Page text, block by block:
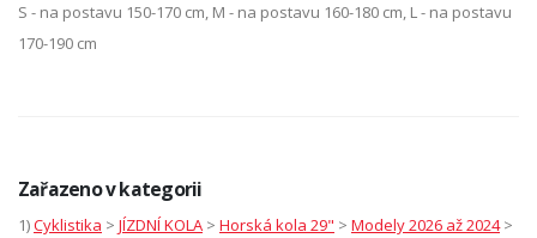
S - na postavu 150-170 cm, M - na postavu 160-180 cm, L - na postavu
170-190 cm
Zařazeno v kategorii
1)Cyklistika > JÍZDNÍ KOLA > Horská kola 29" > Modely 2026 až 2024 >